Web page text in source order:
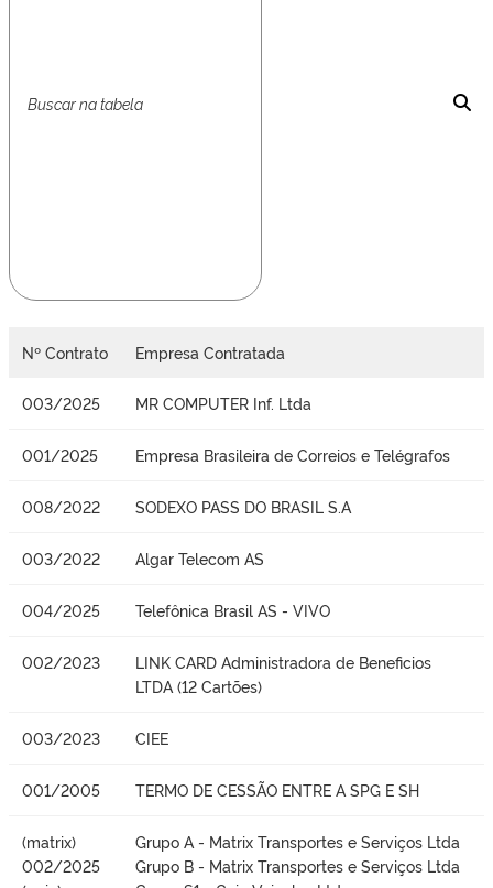
Nº Contrato Empresa Contratada
003/2025 MR COMPUTER Inf. Ltda
001/2025 Empresa Brasileira de Correios e Telégrafos
008/2022 SODEXO PASS DO BRASIL S.A
003/2022 Algar Telecom AS
004/2025 Telefônica Brasil AS - VIVO
002/2023
LINK CARD Administradora de Beneficios
LTDA (12 Cartões)
003/2023 CIEE
001/2005 TERMO DE CESSÃO ENTRE A SPG E SH
(matrix)
002/2025
Grupo A - Matrix Transportes e Serviços Ltda
Grupo B - Matrix Transportes e Serviços Ltda